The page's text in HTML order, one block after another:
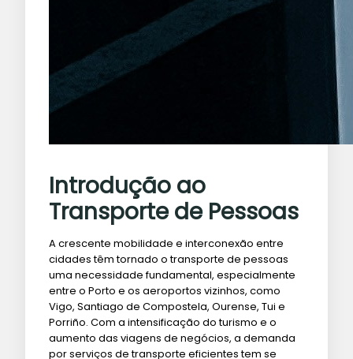
Introdução ao
Transporte de Pessoas
A crescente mobilidade e interconexão entre
cidades têm tornado o transporte de pessoas
uma necessidade fundamental, especialmente
entre o Porto e os aeroportos vizinhos, como
Vigo, Santiago de Compostela, Ourense, Tui e
Porriño. Com a intensificação do turismo e o
aumento das viagens de negócios, a demanda
por serviços de transporte eficientes tem se